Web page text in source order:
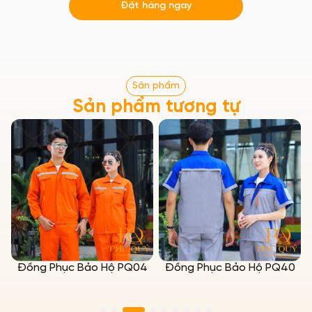
Đặt hàng ngay
Sản phẩm
Sản phẩm tương tự
Đồng Phục Bảo Hộ PQ04 Đồng Phục Bảo Hộ PQ40